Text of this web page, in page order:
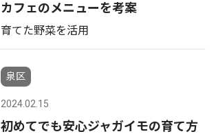
カフェのメニューを考案
育てた野菜を活用
泉区
2024.02.15
初めてでも安心ジャガイモの育て方